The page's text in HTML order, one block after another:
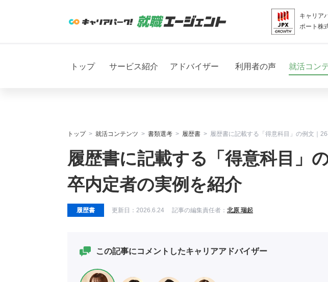
キャリア
ポート株
トップ サービス紹介 アドバイザー 利用者の声 就活コン
トップ 就活コンテンツ 書類選考 履歴書 履歴書に記載する「得意科目」の例文｜
履歴書に記載する「得意科目」
卒内定者の実例を紹介
履歴書 更新日： 2026.6.24 記事の編集責任者： 北原 瑞起
この記事にコメントしたキャリアアドバイザー